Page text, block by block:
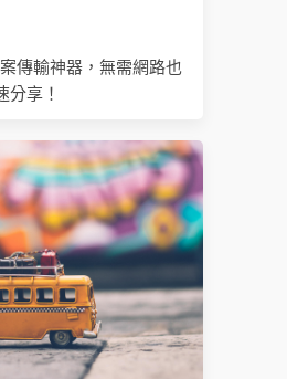
傳輸神器，無需網路也
分享！